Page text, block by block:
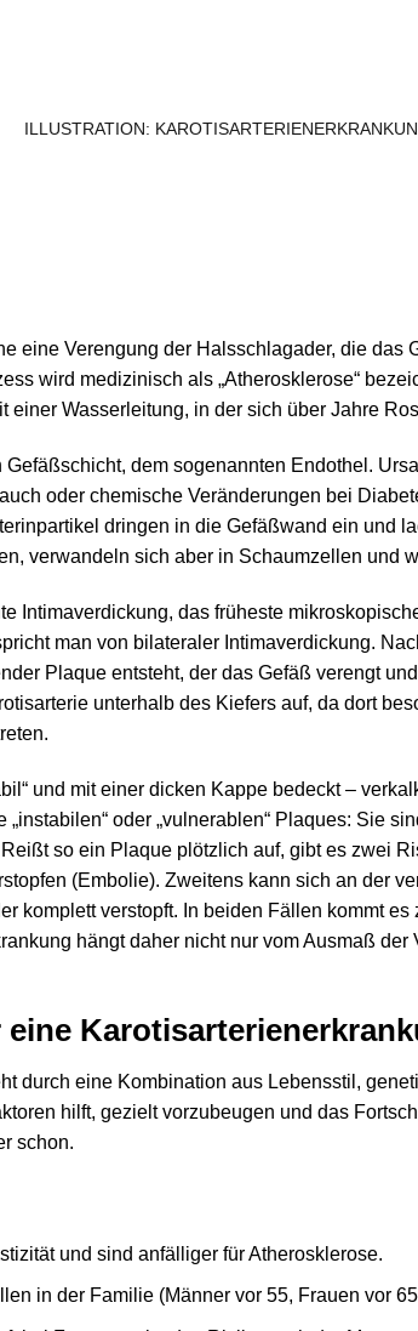
ILLUSTRATION:
eine Verengung der Halsschlagader, die das
wird medizinisch als „Atherosklerose“
einer Wasserleitung, in der sich über Jahre
dem sogenannten Endothel.
oder chemische Veränderungen bei
dringen in die Gefäßwand ein und
verwandeln sich aber in Schaumzellen und
Intimaverdickung, das früheste
man von bilateraler Intimaverdickung.
Plaque entsteht, der das Gefäß verengt
unterhalb des Kiefers auf, da dort
und mit einer dicken Kappe bedeckt –
oder „vulnerablen“ Plaques: Sie
so ein Plaque plötzlich auf, gibt es zwei
(Embolie). Zweitens kann sich an der
komplett verstopft. In beiden Fällen kommt
hängt daher nicht nur vom Ausmaß der
durch eine Kombination aus Lebensstil,
hilft, gezielt vorzubeugen und das
schon.
und sind anfälliger für Atherosklerose.
in der Familie (Männer vor 55, Frauen vor